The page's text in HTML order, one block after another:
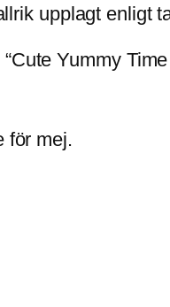
upplagt enligt
Yummy
för mej.